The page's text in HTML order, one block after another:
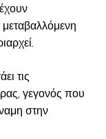
μεταβαλλόμενη
τις
γεγονός που
στην